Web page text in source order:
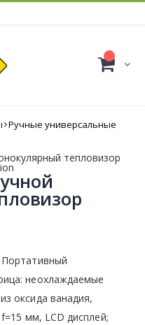
Ручные универсальные
неохлаждаемые
оксида ванадия,
мм, LCD дисплей;